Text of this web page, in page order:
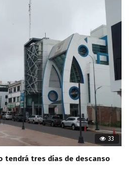
33
tendrá tres días de descanso